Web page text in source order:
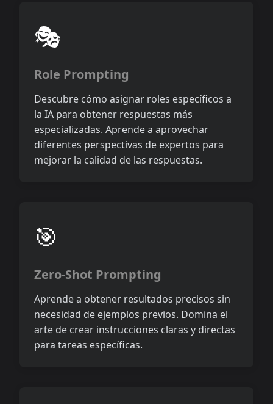
🎭
Role Prompting
Descubre cómo asignar roles específicos a
la IA para obtener respuestas más
especializadas. Aprende a aprovechar
diferentes perspectivas de expertos para
mejorar la calidad de las respuestas.
🎯
Zero-Shot Prompting
Aprende a obtener resultados precisos sin
necesidad de ejemplos previos. Domina el
arte de crear instrucciones claras y directas
para tareas específicas.